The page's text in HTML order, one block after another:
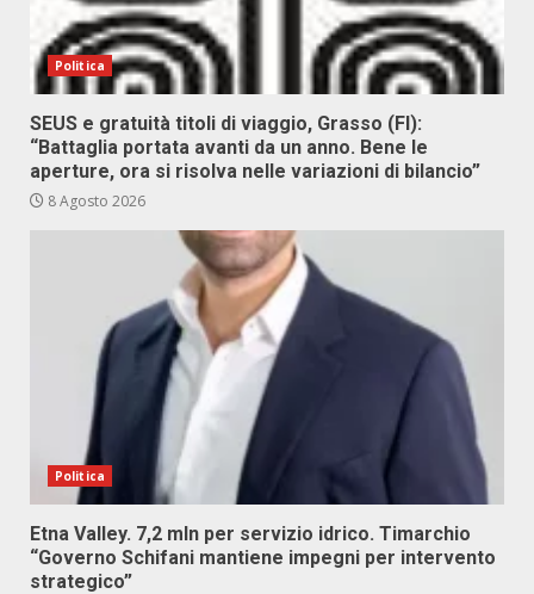
Politica
SEUS e gratuità titoli di viaggio, Grasso (FI):
“Battaglia portata avanti da un anno. Bene le
aperture, ora si risolva nelle variazioni di bilancio”
8 Agosto 2026
Politica
Etna Valley. 7,2 mln per servizio idrico. Timarchio
“Governo Schifani mantiene impegni per intervento
strategico”